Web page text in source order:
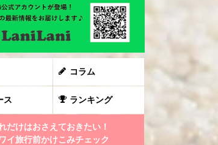
コラム
ス ランキング
だけはおさえておきたい！
イ旅行前かけこみチェック